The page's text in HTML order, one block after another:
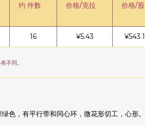
约 件数 价格/克拉 价格/股
16 ¥5.43 ¥
不同。
色，有平行带和同心环，微花形切工，心形。